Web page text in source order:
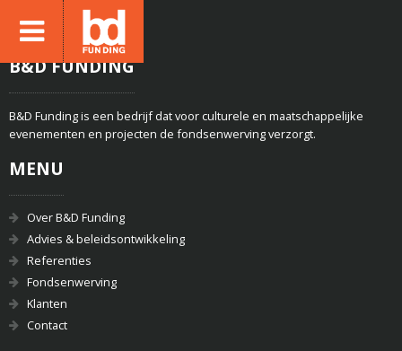
B&D FUNDING
B&D Funding is een bedrijf dat voor culturele en maatschappelijke
evenementen en projecten de fondsenwerving verzorgt.
MENU
Over B&D Funding
Advies & beleidsontwikkeling
Referenties
Fondsenwerving
Klanten
Contact